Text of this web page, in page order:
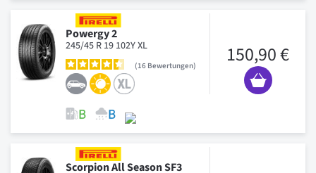
Powergy 2
245/45 R 19 102Y XL
16 Bewertungen 150,90 €
Scorpion All Season SF3